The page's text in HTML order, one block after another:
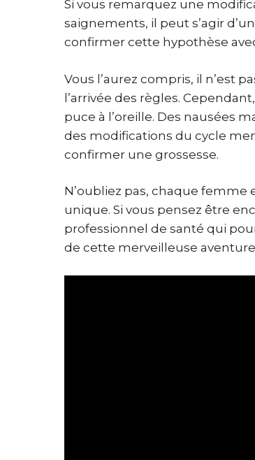
Si vous remarquez une
saignements, il peut s’agir
confirmer cette hypothèse
Vous l’aurez compris, il n’est
l’arrivée des règles.
puce à l’oreille. Des nausées
des modifications du cycle
confirmer une grossesse.
N’oubliez pas, chaque
unique. Si vous pensez être
professionnel de santé qui
de cette merveilleuse